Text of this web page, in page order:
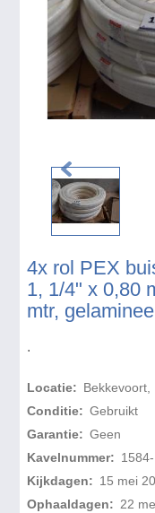
4x rol PEX
1, 1/4" x 0,80
mtr,
.
Locatie: Bekkevoort,
Conditie: Gebruikt
Garantie: Geen
Kavelnummer:
Kijkdagen: 15 mei
Ophaaldagen: 22